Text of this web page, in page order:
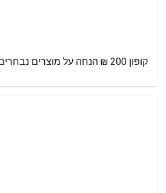
קופון 200 ₪ הנחה על מוצרים נבחרים – Ulike יולייק